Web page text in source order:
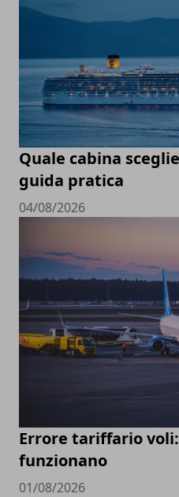
Quale cabina
guida pratica
04/08/2026
Errore tariffario voli:
funzionano
01/08/2026